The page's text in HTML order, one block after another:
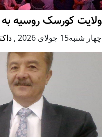
ولایت کورسک روسیه
چهار شنبه15 جولای 2026 ,